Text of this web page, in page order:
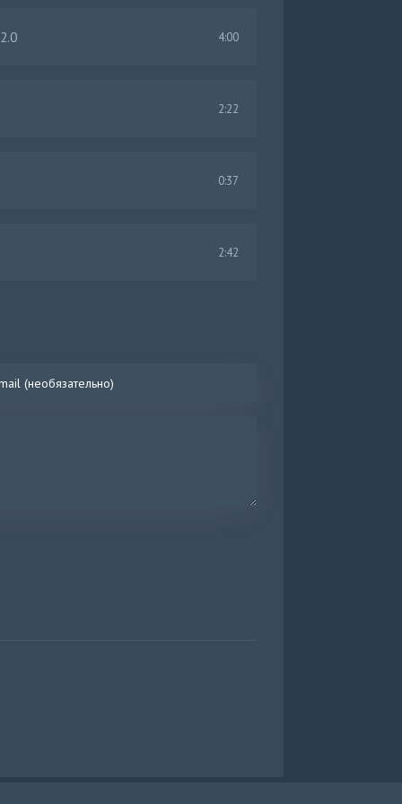
4:00
2:22
0:37
2:42